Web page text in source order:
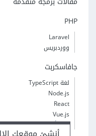
PHP
Laravel
ووردبريس
جافاسكربت
لغة TypeScript
Node.js
React
Vue.js
(و 3 أكثر)